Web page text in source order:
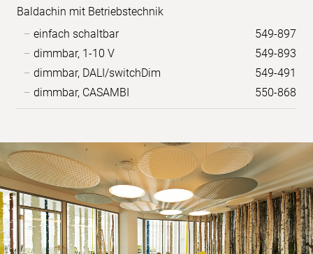
Baldachin mit Betriebstechnik
einfach schaltbar
549-897
dimmbar, 1-10 V
549-893
dimmbar, DALI/switchDim
549-491
dimmbar, CASAMBI
550-868
Anwendungs-
Bilder